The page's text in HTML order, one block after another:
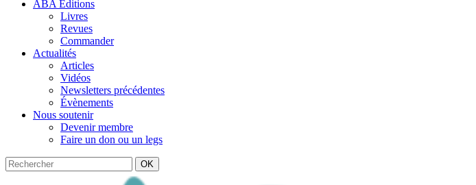
ABA Éditions
Livres
Revues
Commander
Actualités
Articles
Vidéos
Newsletters précédentes
Évènements
Nous soutenir
Devenir membre
Faire un don ou un legs
OK